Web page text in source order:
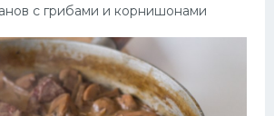
с грибами и корнишонами